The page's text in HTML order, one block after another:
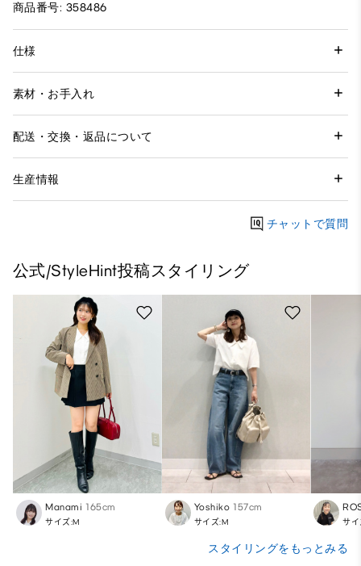
商品番号: 358486
仕様
素材・お手入れ
配送・交換・返品について
生産情報
チャットで質問
公式/StyleHint投稿スタイリング
Manami 165cm
サイズ:M
Yoshiko 157cm
サイズ:M サイ
スタイリングをもっとみる